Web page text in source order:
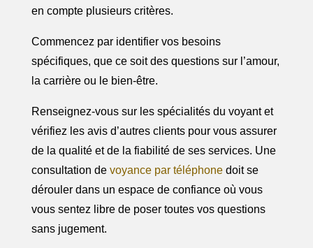
en compte plusieurs critères.
Commencez par identifier vos besoins
spécifiques, que ce soit des questions sur l’amour,
la carrière ou le bien-être.
Renseignez-vous sur les spécialités du voyant et
vérifiez les avis d’autres clients pour vous assurer
de la qualité et de la fiabilité de ses services. Une
consultation de voyance par téléphonedoit se
dérouler dans un espace de confiance où vous
vous sentez libre de poser toutes vos questions
sans jugement.